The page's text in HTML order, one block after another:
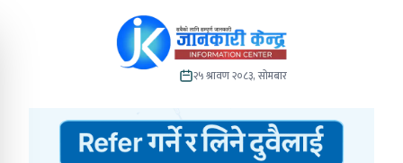
२५ श्रावण २०८३, सोमबार